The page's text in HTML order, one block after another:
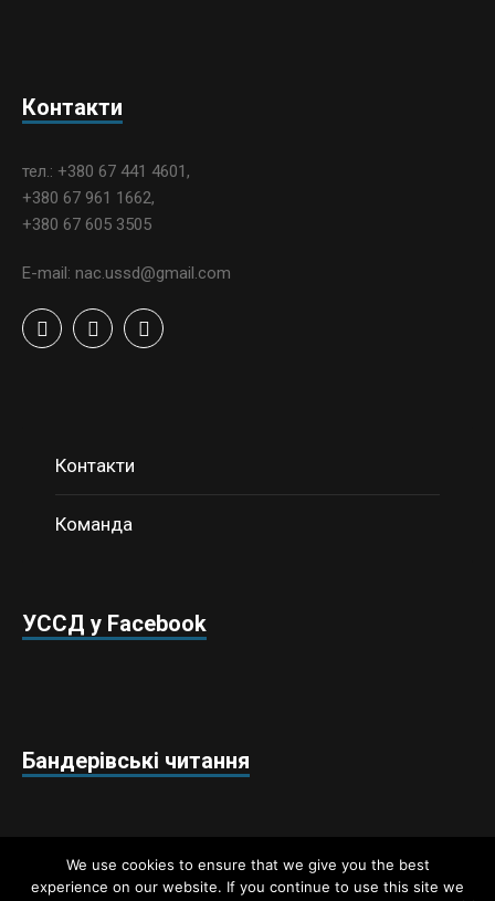
Контакти
тел.: +380 67 441 4601,
+380 67 961 1662,
+380 67 605 3505
E-mail: nac.ussd@gmail.com
Контакти
Команда
УССД у Facebook
Бандерівські читання
We use cookies to ensure that we give you the best
experience on our website. If you continue to use this site we